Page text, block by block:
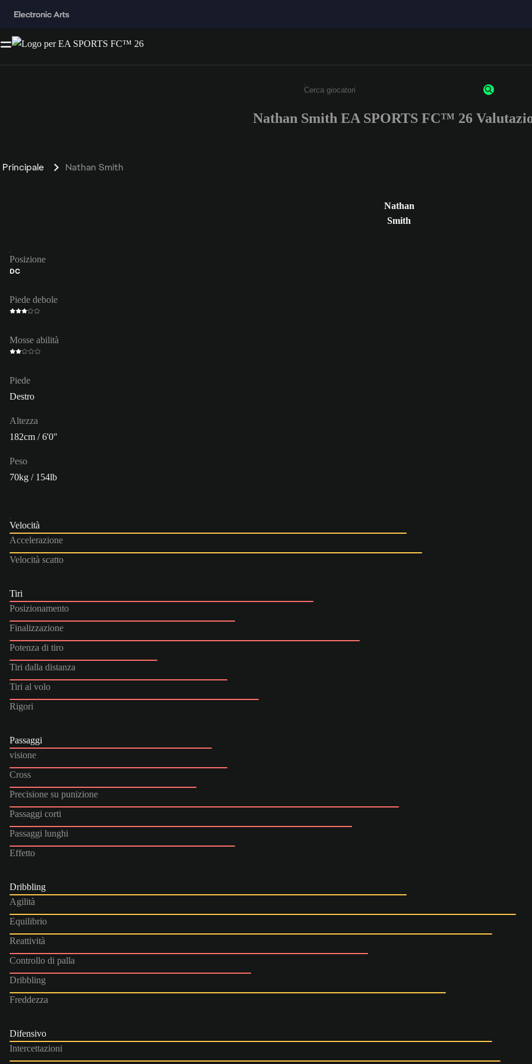
Inserisci un minimo di 3 caratteri o numeri.
Nathan Smith EA SPORTS FC™ 26
Principale Nathan Smith
Nathan
Smith
Posizione
DC
Piede debole
Mosse abilità
Piede
Destro
Altezza
182cm / 6'0"
Peso
70kg / 154lb
Velocità
Accelerazione
Velocità scatto
Tiri
Posizionamento
Finalizzazione
Potenza di tiro
Tiri dalla distanza
Tiri al volo
Rigori
Passaggi
visione
Cross
Precisione su punizione
Passaggi corti
Passaggi lunghi
Effetto
Dribbling
Agilità
Equilibrio
Reattività
Controllo di palla
Dribbling
Freddezza
Difensivo
Intercettazioni